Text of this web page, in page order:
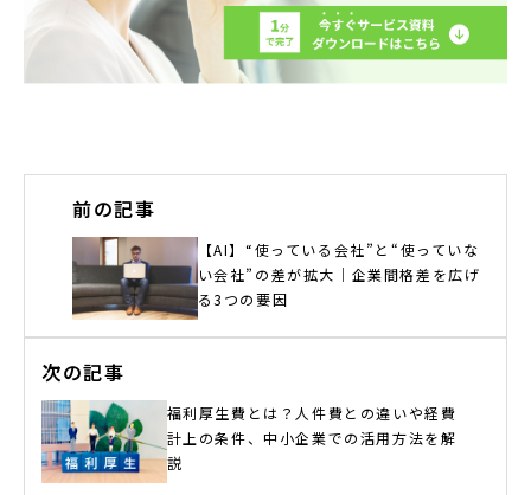
前の記事
【AI】“使っている会社”と“使っていな
い会社”の差が拡大｜企業間格差を広げ
る3つの要因
次の記事
福利厚生費とは？人件費との違いや経費
計上の条件、中小企業での活用方法を解
説